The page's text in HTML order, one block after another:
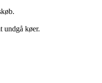
undgå køer.